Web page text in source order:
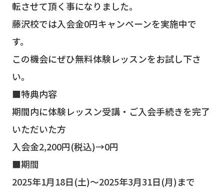
転させて頂く事になりました。
藤沢校では入会金0円キャンペーンを実施中で
す。
この機会にぜひ無料体験レッスンをお試し下さ
い。
■特典内容
期間内に体験レッスン受講・ご入会手続きを完了
いただいた方
入会金2,200円(税込)→0円
■期間
2025年1月18日(土)～2025年3月31日(月)まで